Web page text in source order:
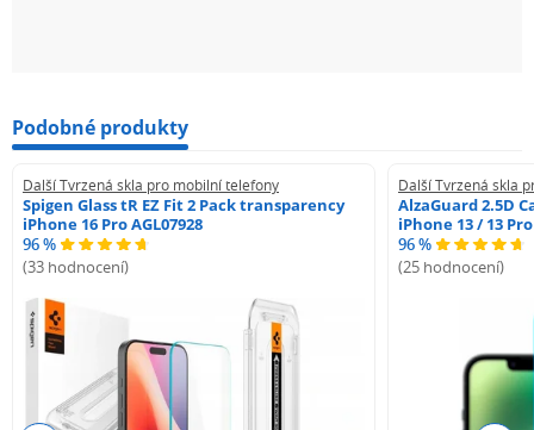
Podobné produkty
Další Tvrzená skla pro mobilní telefony
Spigen Glass tR EZ Fit 2 Pack transparency
iPhone 16 Pro AGL07928
96 %
(33 hodnocení)
Další Tvrzená skla
AlzaGuard 2.5D
iPhone 13 / 13 Pro
96 %
(25 hodnocení)